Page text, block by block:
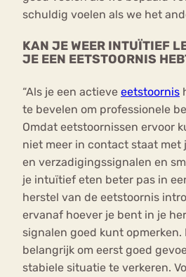
schuldig voelen als we het
KAN JE WEER INTUÏTIEF
JE EEN EETSTOORNIS
“Als je een actieve eetstoornis
te bevelen om professionele
Omdat eetstoornissen ervoor
niet meer in contact staat met
en verzadigingssignalen en
je intuïtief eten beter pas in
herstel van de eetstoornis
ervanaf hoever je bent in je
signalen goed kunt opmerken.
belangrijk om eerst goed
stabiele situatie te verkeren.